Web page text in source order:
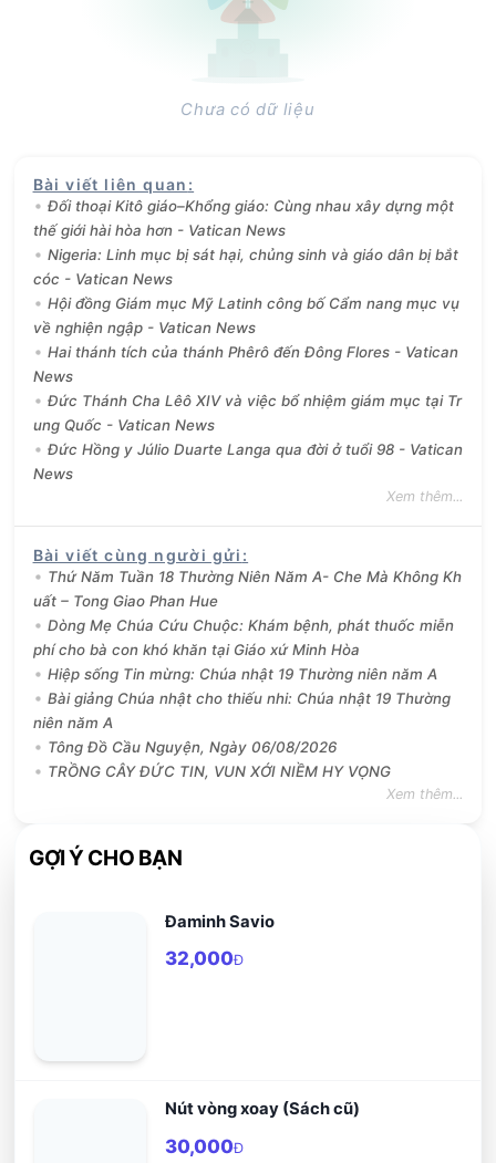
Chưa có dữ liệu
Bài viết liên quan :
Đối thoại Kitô giáo–Khổng giáo: Cùng nhau xây dựng một
thế giới hài hòa hơn - Vatican News
Nigeria: Linh mục bị sát hại, chủng sinh và giáo dân bị bắt
cóc - Vatican News
Hội đồng Giám mục Mỹ Latinh công bố Cẩm nang mục vụ
về nghiện ngập - Vatican News
Hai thánh tích của thánh Phêrô đến Đông Flores - Vatican
News
Đức Thánh Cha Lêô XIV và việc bổ nhiệm giám mục tại Tr
ung Quốc - Vatican News
Đức Hồng y Júlio Duarte Langa qua đời ở tuổi 98 - Vatican
News
Xem thêm...
Bài viết cùng người gửi :
Thứ Năm Tuần 18 Thường Niên Năm A- Che Mà Không Kh
uất – Tong Giao Phan Hue
Dòng Mẹ Chúa Cứu Chuộc: Khám bệnh, phát thuốc miễn
phí cho bà con khó khăn tại Giáo xứ Minh Hòa
Hiệp sống Tin mừng: Chúa nhật 19 Thường niên năm A
Bài giảng Chúa nhật cho thiếu nhi: Chúa nhật 19 Thường
niên năm A
Tông Đồ Cầu Nguyện, Ngày 06/08/2026
TRỒNG CÂY ĐỨC TIN, VUN XỚI NIỀM HY VỌNG
Xem thêm...
GỢI Ý CHO BẠN
Đaminh Savio
32,000Đ
Nút vòng xoay (Sách cũ)
30,000Đ